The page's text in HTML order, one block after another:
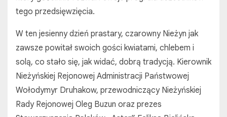
tego przedsięwzięcia.
W ten jesienny dzień prastary, czarowny Nieżyn jak
zawsze powitał swoich gości kwiatami, chlebem i
solą, co stało się, jak widać, dobrą tradycją. Kierownik
Nieżyńskiej Rejonowej Administracji Państwowej
Wołodymyr Druhakow, przewodniczący Nieżyńskiej
Rady Rejonowej Oleg Buzun oraz prezes